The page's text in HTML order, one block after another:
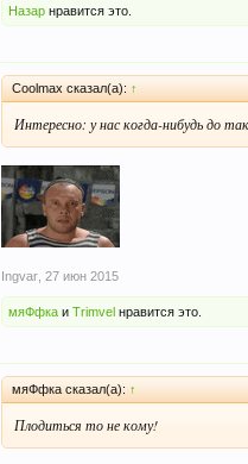
Назар нравится это.
Coolmax сказал(а): ↑
Интересно: у нас когда-нибудь до
Ingvar 27 июн 2015
мяФфка и Trimvel нравится это.
мяФфка сказал(а): ↑
Плодиться то не кому!